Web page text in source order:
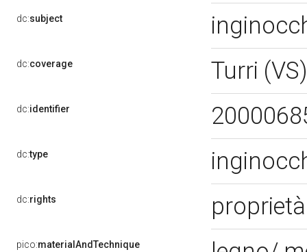
dc:subject
dc:coverage Turri
dc:identifier
dc:type
dc:rights
pico:materialAndTechnique